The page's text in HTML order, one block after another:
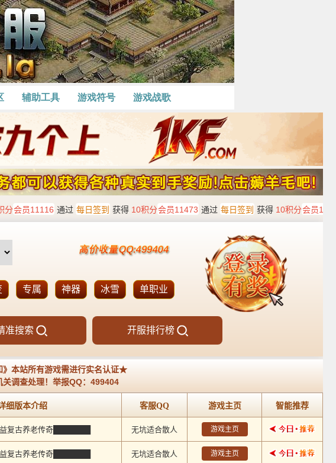
辅助工具 游戏符号 游戏战歌